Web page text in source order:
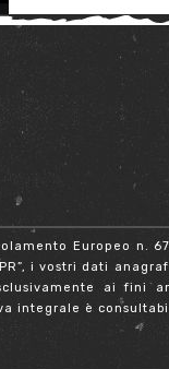
Europeo n.
i vostri dati
ai fini
integrale è